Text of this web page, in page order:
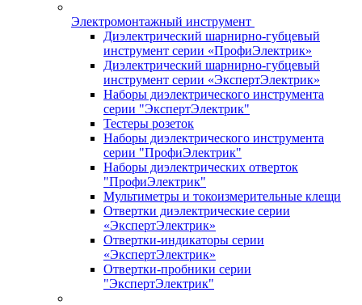
Электромонтажный инструмент
Диэлектрический шарнирно-губцевый
инструмент серии «ПрофиЭлектрик»
Диэлектрический шарнирно-губцевый
инструмент серии «ЭкспертЭлектрик»
Наборы диэлектрического инструмента
серии "ЭкспертЭлектрик"
Тестеры розеток
Наборы диэлектрического инструмента
серии "ПрофиЭлектрик"
Наборы диэлектрических отверток
"ПрофиЭлектрик"
Мультиметры и токоизмерительные клещи
Отвертки диэлектрические серии
«ЭкспертЭлектрик»
Отвертки-индикаторы серии
«ЭкспертЭлектрик»
Отвертки-пробники серии
"ЭкспертЭлектрик"